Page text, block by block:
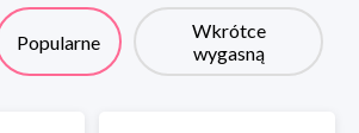
Popularne
Wkrótce
wygasną